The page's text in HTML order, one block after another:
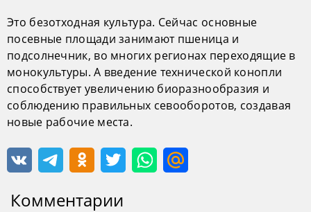
Это безотходная культура. Сейчас основные
посевные площади занимают пшеница и
подсолнечник, во многих регионах переходящие в
монокультуры. А введение технической конопли
способствует увеличению биоразнообразия и
соблюдению правильных севооборотов, создавая
новые рабочие места.
Комментарии